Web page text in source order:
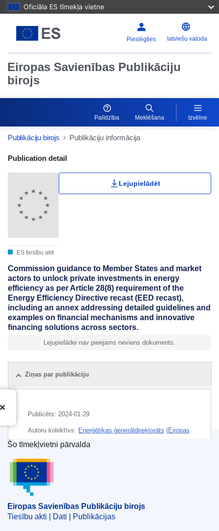
Oficiāla ES tīmekļa vietne
Pieslēgties latviešu valoda
Eiropas Savienības Publikāciju
birojs
Palīdzība Meklēšana Izvēlne
Publikāciju birojs Publikāciju informācija
Publication Detail Actions Portlet
Publication detail
ES tiesību akti
Lejupielādēt
Commission guidance to Member States and market
actors to unlock private investments in energy
efficiency as per Article 28(8) requirement of the
Energy Efficiency Directive recast (EED recast),
including an annex addressing detailed guidelines and
examples on financial mechanisms and innovative
financing solutions across sectors.
Lejupielādei nav pieejams neviens dokuments.
Ziņas par publikāciju
Publicēts: 2024-01-29
Autoru kolektīvs: Enerģētikas ģenerāldirektorāts (Eiropas
Komisija), Eiropas Komisija
Temats:enerģētikas politika
Eiropas Savienības Publikāciju birojs
Šo tīmekļvietni pārvalda
Eiropas Savienības Publikāciju birojs
Tiesību akti | Dati | Publikācijas